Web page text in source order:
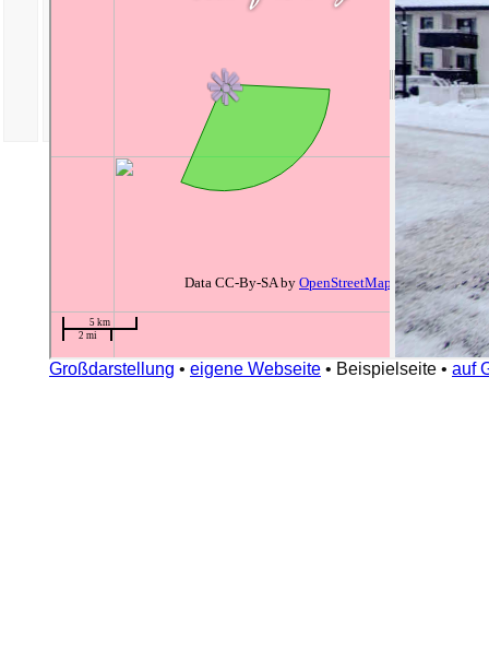
Großdarstellung • eigene Webseite • Beispielseite • auf